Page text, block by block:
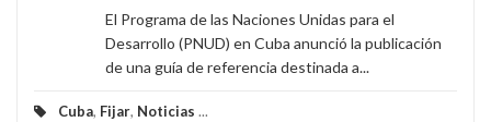
El Programa de las Naciones Unidas para el
Desarrollo (PNUD) en Cuba anunció la publicación
de una guía de referencia destinada a...
Cuba, Fijar, Noticias ...